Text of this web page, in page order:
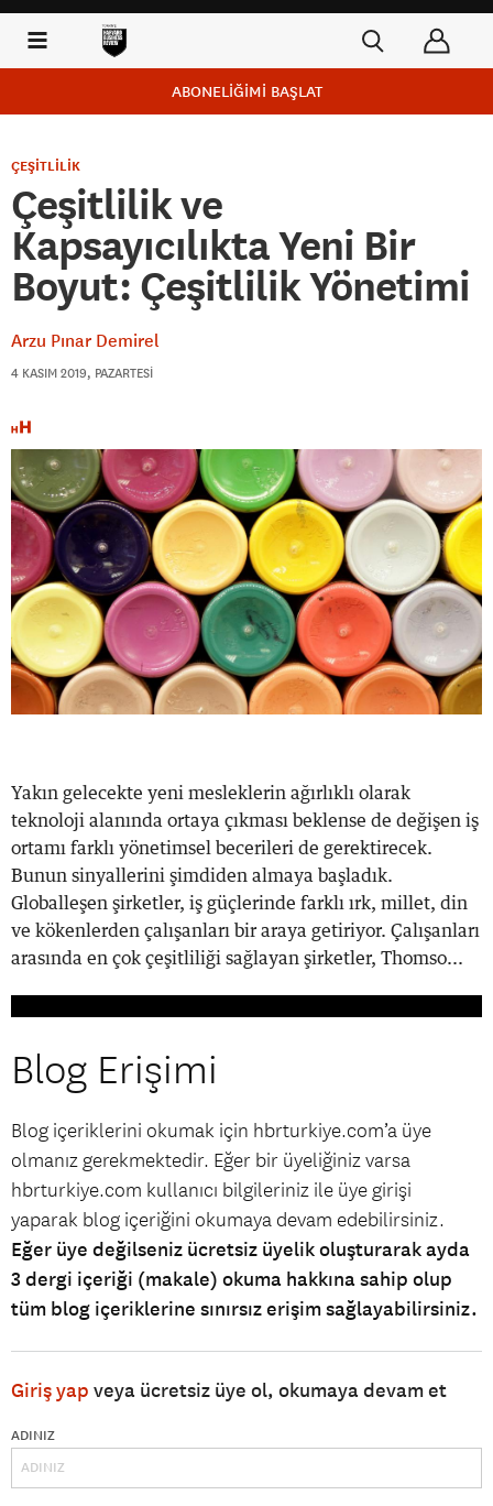
ABONELİĞİMİ BAŞLAT
ÇEŞİTLİLİK
Çeşitlilik ve
Kapsayıcılıkta Yeni Bir
Boyut: Çeşitlilik Yönetimi
Arzu Pınar Demirel
4 KASIM 2019, PAZARTESI
Yakın gelecekte yeni mesleklerin ağırlıklı olarak
teknoloji alanında ortaya çıkması beklense de değişen iş
ortamı farklı yönetimsel becerileri de gerektirecek.
Bunun sinyallerini şimdiden almaya başladık.
Globalleşen şirketler, iş güçlerinde farklı ırk, millet, din
ve kökenlerden çalışanları bir araya getiriyor. Çalışanları
arasında en çok çeşitliliği sağlayan şirketler, Thomso...
Blog Erişimi
Blog içeriklerini okumak için hbrturkiye.com’a üye
olmanız gerekmektedir. Eğer bir üyeliğiniz varsa
hbrturkiye.com kullanıcı bilgileriniz ile üye girişi
yaparak blog içeriğini okumaya devam edebilirsiniz.
Eğer üye değilseniz ücretsiz üyelik oluşturarak ayda
3 dergi içeriği (makale) okuma hakkına sahip olup
tüm blog içeriklerine sınırsız erişim sağlayabilirsiniz.
Giriş yap veya ücretsiz üye ol, okumaya devam et
ADINIZ